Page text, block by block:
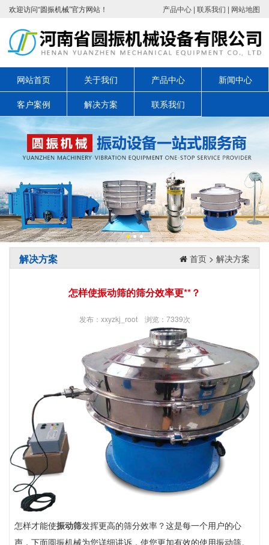
欢迎访问“圆振机械”官方网站！ 产品中心 | 联系我们 | 网站地图
网站首页 关于我们 产品中心 新闻中心
客户案例 解决方案 联系我们
解决方案 首页 > 解决方案
怎样使振动筛的筛分效率更**？
发布：xxyzkj_root 浏览：7339次
怎样才能使振动筛发挥更高的筛分效率？这是每一个用户的心
声，下面圆振机械为您详细讲诉，使您更加有效的使用振动筛。